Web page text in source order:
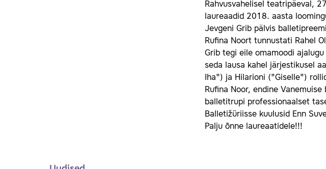
Rahvusvahelisel teatripäeval,
laureaadid 2018. aasta
Jevgeni Grib pälvis
Rufina Noort tunnustati Rahel
Grib tegi eile omamoodi
seda lausa kahel järjestikusel
Iha") ja Hilarioni ("Giselle")
Rufina Noor, endine
balletitrupi professionaalset
Balletižüriisse kuulusid Enn
Palju õnne laureaatidele!!!